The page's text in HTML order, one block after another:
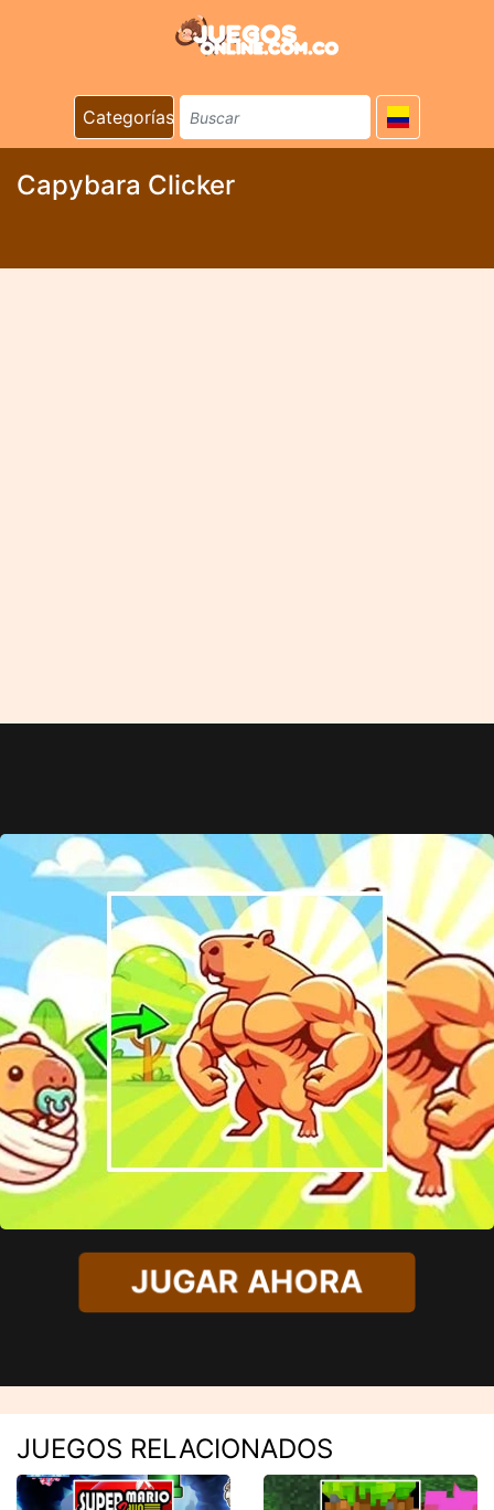
Categorías
Capybara Clicker
JUGAR AHORA
JUEGOS RELACIONADOS